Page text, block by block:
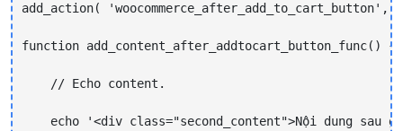
add_action(
function add_content_after_addtocart_button_func() {
    // Echo content.
echo '<div class="second_content">Nội dung sau